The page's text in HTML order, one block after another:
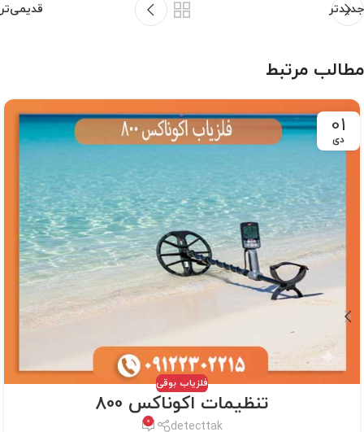
جدیدتر قدیمی‌تر
مطالب مرتبط
01
دی
فلزیاب بوقی
تنظیمات اکوناکس 800
detecttak
0